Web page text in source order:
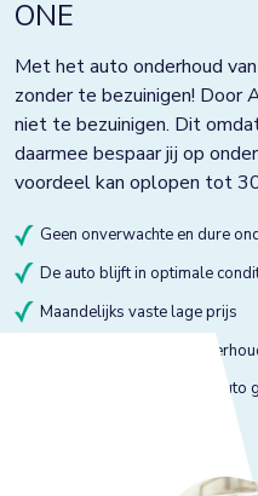
ONE
Met het auto onderhoud
zonder te bezuinigen! Door
niet te bezuinigen. Dit
daarmee bespaar jij op
voordeel kan oplopen tot
Geen onverwachte en dure
De auto blijft in optimale
Maandelijks vaste lage prijs
Onderhoud volgens
Onderhoud bij gekeurde auto